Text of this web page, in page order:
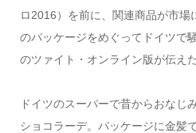
ロ2016）を前に、関連商品が市場
のパッケージをめぐってドイツで
のツァイト・オンライン版が伝えた
ドイツのスーパーで昔からおなじ
ショコラーデ。パッケージに金髪